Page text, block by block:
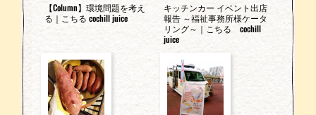
【Column】環境問題を考え
る｜こちる cochill juice
キッチンカー イベント出店
報告 ～福祉事務所様ケータ
リング～｜こちる cochill
juice